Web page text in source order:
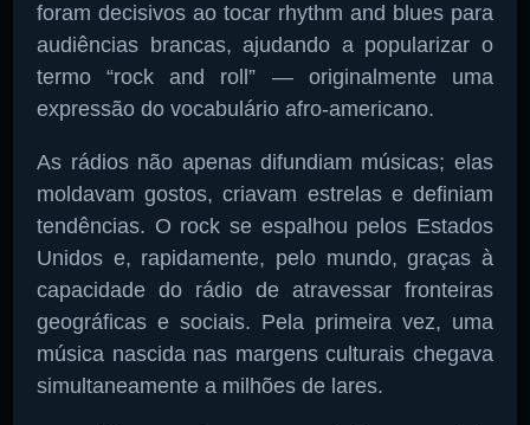
foram decisivos ao tocar rhythm and blues para
audiências brancas, ajudando a popularizar o
termo “rock and roll” — originalmente uma
expressão do vocabulário afro-americano.
As rádios não apenas difundiam músicas; elas
moldavam gostos, criavam estrelas e definiam
tendências. O rock se espalhou pelos Estados
Unidos e, rapidamente, pelo mundo, graças à
capacidade do rádio de atravessar fronteiras
geográficas e sociais. Pela primeira vez, uma
música nascida nas margens culturais chegava
simultaneamente a milhões de lares.